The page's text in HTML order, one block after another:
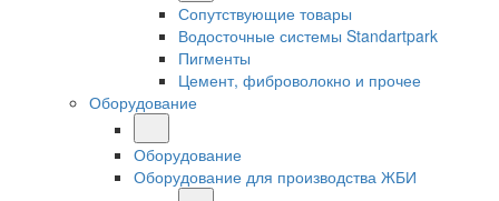
Сопутствующие товары
Водосточные системы Standartpark
Пигменты
Цемент, фиброволокно и прочее
Оборудование
Оборудование
Оборудование для производства ЖБИ